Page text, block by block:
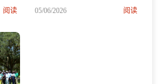
阅读 05/06/2026 阅读